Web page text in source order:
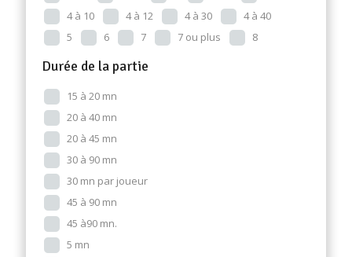
4 à 10
4 à 12 4 à 30
4 à 40
5
6 7 7 ou plus 8
Durée de la partie
15 à 20 mn
20 à 40 mn
20 à 45 mn
30 à 90 mn
30 mn par joueur
45 à 90 mn
45 à90 mn.
5 mn